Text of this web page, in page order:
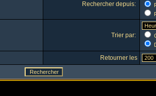
Rechercher depuis:
Trier par:
Retourner les